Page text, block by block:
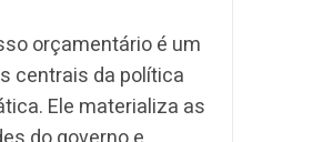
orçamentário é um
centrais da política
Ele materializa as